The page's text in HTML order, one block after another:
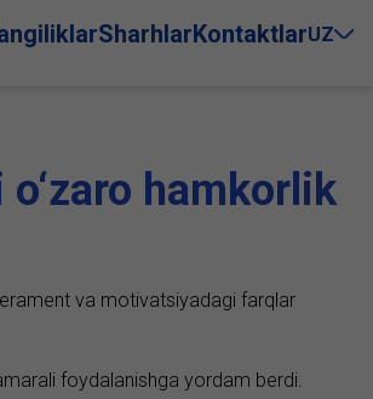
SharhlarKontaktlarUZ
hamkorlik
va motivatsiyadagi farqlar
foydalanishga yordam berdi.